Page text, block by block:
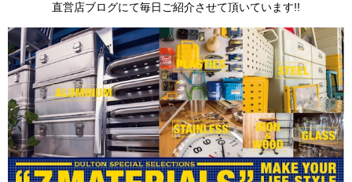
直営店ブログにて毎日ご紹介させて頂いています!!